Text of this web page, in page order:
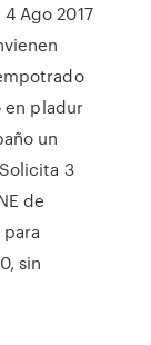
Ago 2017
pladur
un
3
de
sin